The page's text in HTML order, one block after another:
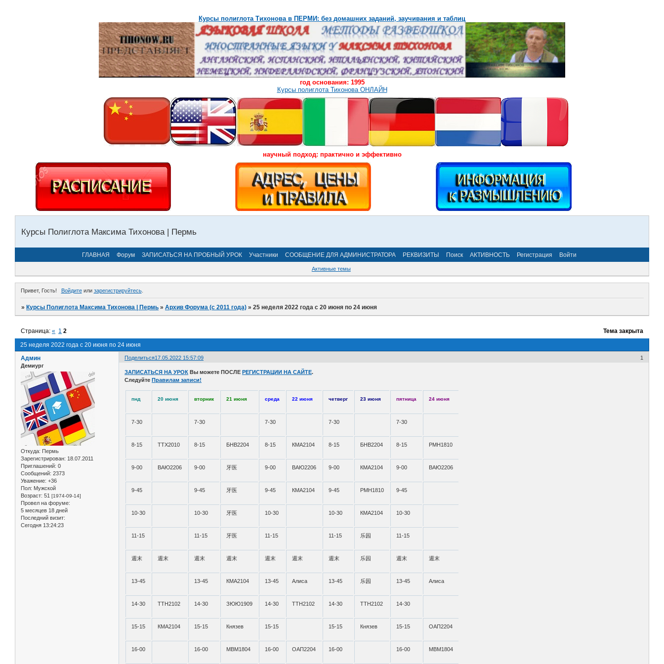
Курсы полиглота Тихонова в ПЕРМИ: без домашних заданий, заучивания и таблиц
год основания: 1995
Курсы полиглота Тихонова ОНЛАЙН
научный подход: практично и эффективно
Курсы Полиглота Максима Тихонова | Пермь
ГЛАВНАЯ Форум ЗАПИСАТЬСЯ НА ПРОБНЫЙ УРОК Участники СООБЩЕНИЕ ДЛЯ АДМИНИСТРАТОРА РЕКВИЗИТЫ Поиск АКТИВНОСТЬ Регистрация Войти
Активные темы
Привет, Гость! Войдитеили зарегистрируйтесь.
»Курсы Полиглота Максима Тихонова | Пермь »Архив Форума (с 2011 года) »25 неделя 2022 года с 20 июня по 24 июня
25 неделя 2022 года с 20 июня по 24 июня
Страница:« 1 2 Тема закрыта
Поделиться 1
17.05.2022 15:57:09
Админ
Демиург
Откуда: Пермь
Зарегистрирован: 18.07.2011
Приглашений: 0
Сообщений: 2373
Уважение: +36
Пол: Мужской
Возраст: 51 [1974-09-14]
Провел на форуме:
5 месяцев 18 дней
Последний визит:
Сегодня 13:24:23
ЗАПИСАТЬСЯ НА УРОК Вы можете ПОСЛЕ РЕГИСТРАЦИИ НА САЙТЕ.
Следуйте Правилам записи!
пнд 20 июня вторник 21 июня среда 22 июня четверг 23 июня пятница 24 июня
7-30 7-30 7-30 7-30 7-30
8-15 ТТХ2010 8-15 БНВ2204 8-15 КМА2104 8-15 БНВ2204 8-15 РМН1810
9-00 ВАЮ2206 9-00 牙医 9-00 ВАЮ2206 9-00 КМА2104 9-00 ВАЮ2206
9-45 9-45 牙医 9-45 КМА2104 9-45 РМН1810 9-45
10-30 10-30 牙医 10-30 10-30 КМА2104 10-30
11-15 11-15 牙医 11-15 11-15 乐园 11-15
週末 週末 週末 週末 週末 週末 週末 乐园 週末 週末
13-45 13-45 КМА2104 13-45 Алиса 13-45 乐园 13-45 Алиса
14-30 ТТН2102 14-30 ЗЮЮ1909 14-30 ТТН2102 14-30 ТТН2102 14-30
15-15 КМА2104 15-15 Князев 15-15 15-15 Князев 15-15 ОАП2204
16-00 16-00 МВМ1804 16-00 ОАП2204 16-00 16-00 МВМ1804